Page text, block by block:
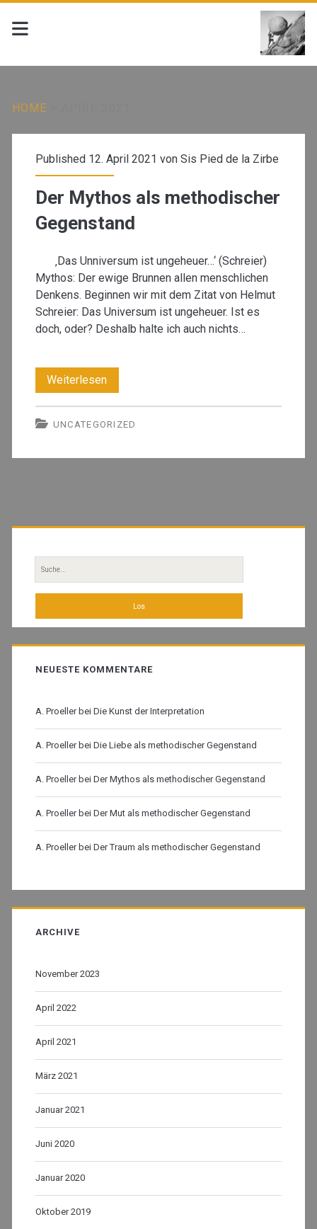
HOME
Monat:
<span>April
2021</span>
Published 12. April 2021 von Sis Pied de la Zirbe
Der Mythos als methodischer
Gegenstand
‚Das Unniversum ist ungeheuer…‘ (Schreier)
Mythos: Der ewige Brunnen allen menschlichen
Denkens. Beginnen wir mit dem Zitat von Helmut
Schreier: Das Universum ist ungeheuer. Ist es
doch, oder? Deshalb halte ich auch nichts…
WeiterlesenDer
Mythos
als
methodischer
UNCATEGORIZED
Primäre
Sidebar
Suche
nach:
NEUESTE KOMMENTARE
A. Proellerbei Die Kunst der Interpretation
A. Proellerbei Die Liebe als methodischer Gegenstand
A. Proellerbei Der Mythos als methodischer Gegenstand
A. Proellerbei Der Mut als methodischer Gegenstand
A. Proellerbei Der Traum als methodischer Gegenstand
ARCHIVE
November 2023
April 2022
April 2021
März 2021
Januar 2021
Juni 2020
Januar 2020
Oktober 2019